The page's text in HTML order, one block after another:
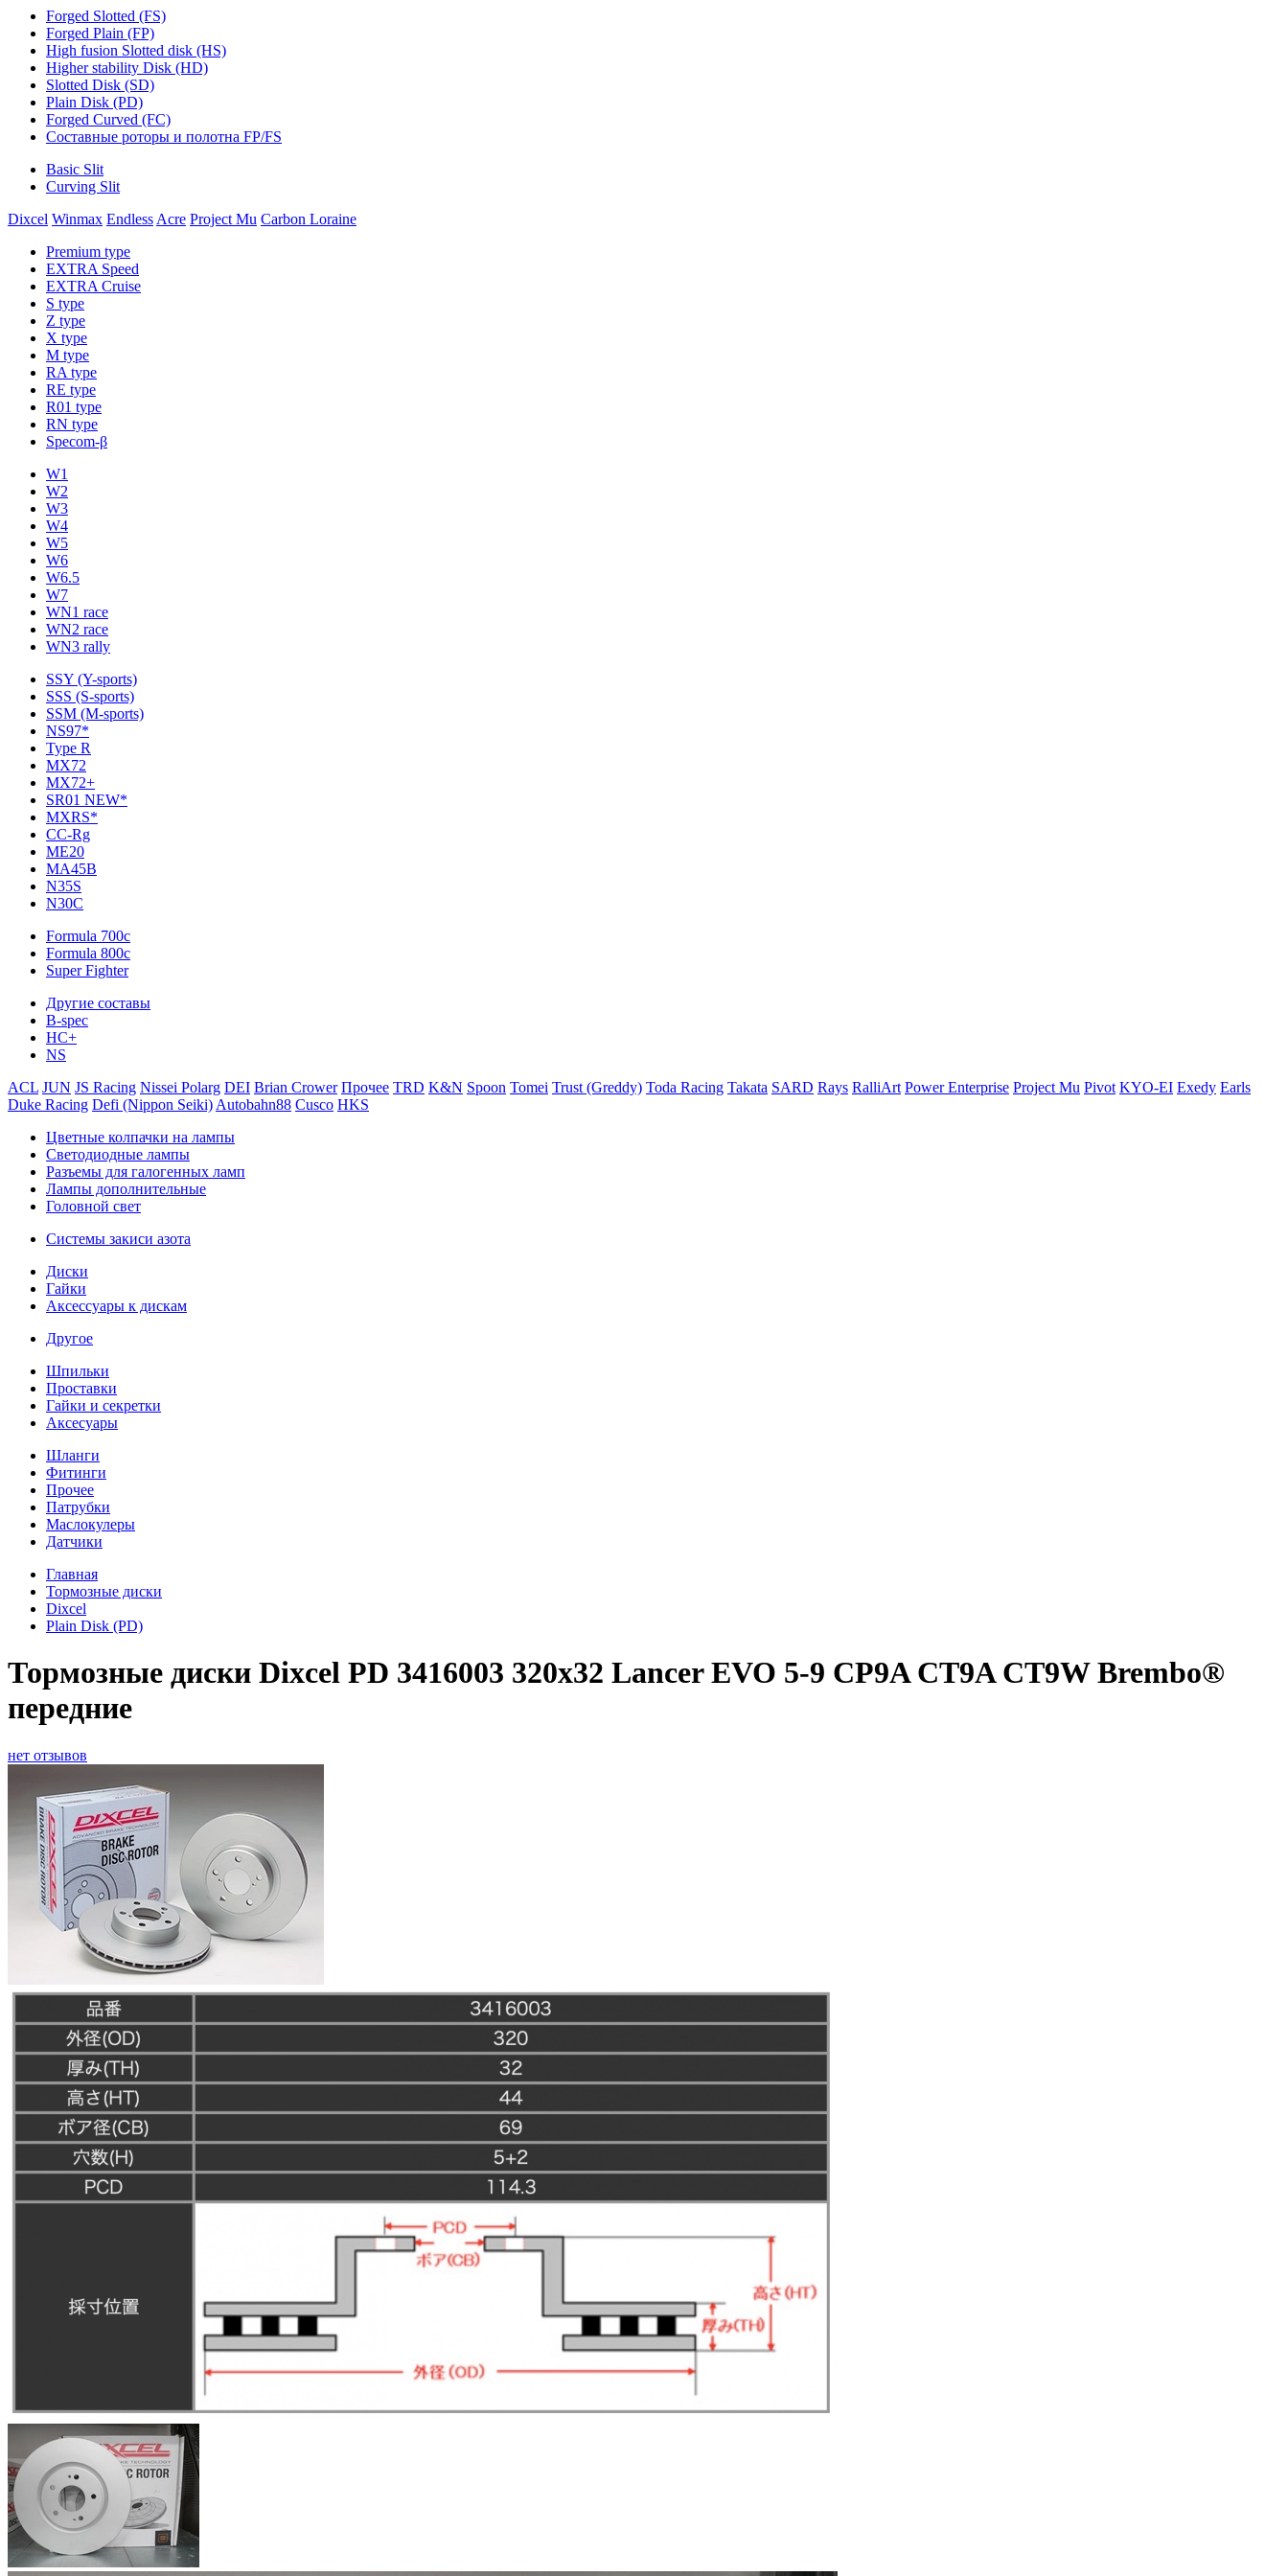
Forged Slotted (FS)
Forged Plain (FP)
High fusion Slotted disk (HS)
Higher stability Disk (HD)
Slotted Disk (SD)
Plain Disk (PD)
Forged Curved (FC)
Составные роторы и полотна FP/FS
Basic Slit
Curving Slit
Dixcel Winmax Endless Acre Project Mu Carbon Loraine
Premium type
EXTRA Speed
EXTRA Cruise
S type
Z type
X type
M type
RA type
RE type
R01 type
RN type
Specom-β
W1
W2
W3
W4
W5
W6
W6.5
W7
WN1 race
WN2 race
WN3 rally
SSY (Y-sports)
SSS (S-sports)
SSM (M-sports)
NS97*
Type R
MX72
MX72+
SR01 NEW*
MXRS*
CC-Rg
ME20
MA45B
N35S
N30C
Formula 700c
Formula 800c
Super Fighter
Другие составы
B-spec
HC+
NS
ACL JUN JS Racing Nissei Polarg DEI Brian Crower Прочее TRD K&N Spoon Tomei Trust (Greddy) Toda Racing Takata SARD Rays RalliArt Power Enterprise Project Mu Pivot KYO-EI Exedy Earls
Duke Racing Defi (Nippon Seiki) Autobahn88 Cusco HKS
Цветные колпачки на лампы
Светодиодные лампы
Разъемы для галогенных ламп
Лампы дополнительные
Головной свет
Системы закиси азота
Диски
Гайки
Аксессуары к дискам
Другое
Шпильки
Проставки
Гайки и секретки
Аксесуары
Шланги
Фитинги
Прочее
Патрубки
Маслокулеры
Датчики
Главная
Тормозные диски
Dixcel
Plain Disk (PD)
Тормозные диски Dixcel PD 3416003 320x32 Lancer EVO 5-9 CP9A CT9A CT9W Brembo®
передние
нет отзывов